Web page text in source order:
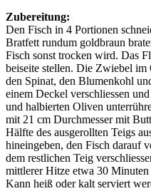
Zubereitung:
Den Fisch in 4 Portionen
Bratfett rundum goldbraun
Fisch sonst trocken wird. Das
beiseite stellen. Die Zwiebel
den Spinat, den Blumenkohl
einem Deckel verschliessen
und halbierten Oliven
mit 21 cm Durchmesser mit
Hälfte des ausgerollten Teigs
hineingeben, den Fisch darauf
dem restlichen Teig
mittlerer Hitze etwa 30
Kann heiß oder kalt serviert